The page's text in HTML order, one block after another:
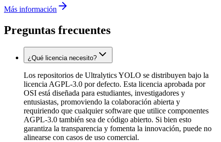
Más información
Preguntas frecuentes
¿Qué licencia necesito?
Los repositorios de Ultralytics YOLO se distribuyen bajo la
licencia AGPL-3.0 por defecto. Esta licencia aprobada por
OSI está diseñada para estudiantes, investigadores y
entusiastas, promoviendo la colaboración abierta y
requiriendo que cualquier software que utilice componentes
AGPL-3.0 también sea de código abierto. Si bien esto
garantiza la transparencia y fomenta la innovación, puede no
alinearse con casos de uso comercial.